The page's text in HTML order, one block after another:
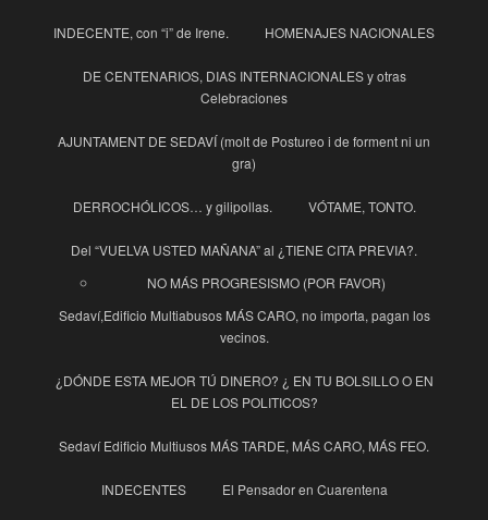
INDECENTE, con “i” de Irene. HOMENAJES NACIONALES
DE CENTENARIOS, DIAS INTERNACIONALES y otras
Celebraciones
AJUNTAMENT DE SEDAVÍ (molt de Postureo i de forment ni un
gra)
DERROCHÓLICOS… y gilipollas. VÓTAME, TONTO.
Del “VUELVA USTED MAÑANA” al ¿TIENE CITA PREVIA?.
NO MÁS PROGRESISMO (POR FAVOR)
Sedaví,Edificio Multiabusos MÁS CARO, no importa, pagan los
vecinos.
¿DÓNDE ESTA MEJOR TÚ DINERO? ¿ EN TU BOLSILLO O EN
EL DE LOS POLITICOS?
Sedaví Edificio Multiusos MÁS TARDE, MÁS CARO, MÁS FEO.
INDECENTES El Pensador en Cuarentena